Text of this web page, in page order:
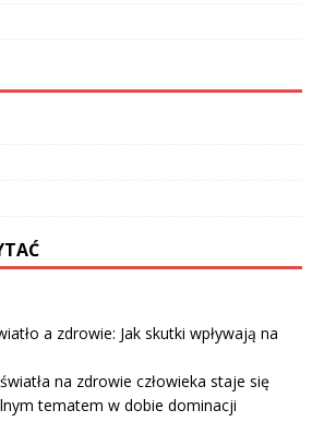
a zdrowie: Jak skutki wpływają na
na zdrowie człowieka staje się
tematem w dobie dominacji